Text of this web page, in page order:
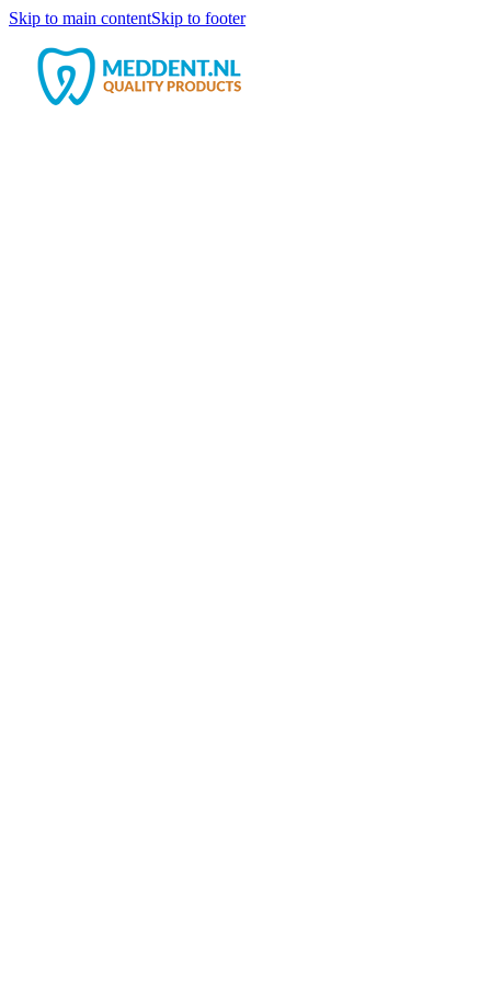
Skip to main contentSkip to footer